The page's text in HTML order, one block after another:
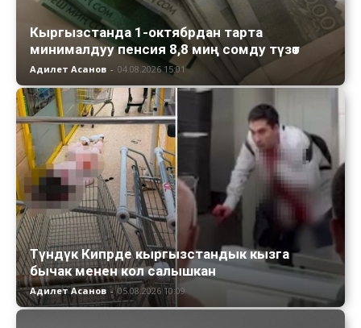
Кыргызстанда 1-октябрдан тарта
минималдуу пенсия 8,8 миң сомду түзөт
Адилет Асанов - 04.08.2026 15:01
Түндүк Кипрде кыргызстандык кызга
бычак менен кол салышкан
Адилет Асанов - 05.08.2026 10:09